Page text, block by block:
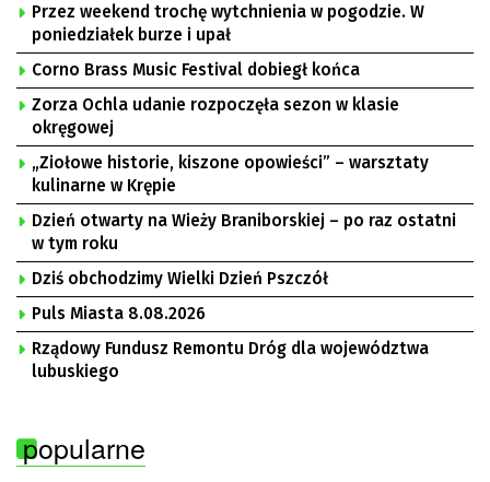
Przez weekend trochę wytchnienia w pogodzie. W
poniedziałek burze i upał
Corno Brass Music Festival dobiegł końca
Zorza Ochla udanie rozpoczęła sezon w klasie
okręgowej
„Ziołowe historie, kiszone opowieści” – warsztaty
kulinarne w Krępie
Dzień otwarty na Wieży Braniborskiej – po raz ostatni
w tym roku
Dziś obchodzimy Wielki Dzień Pszczół
Puls Miasta 8.08.2026
Rządowy Fundusz Remontu Dróg dla województwa
lubuskiego
popularne